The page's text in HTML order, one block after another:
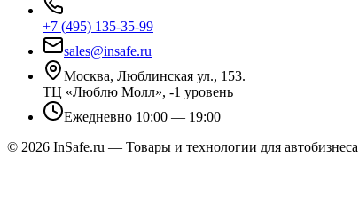
+7 (495) 135-35-99
sales@insafe.ru
Москва, Люблинская ул., 153.
ТЦ «Люблю Молл», -1 уровень
Ежедневно 10:00 — 19:00
© 2026 InSafe.ru — Товары и технологии для автобизнеса